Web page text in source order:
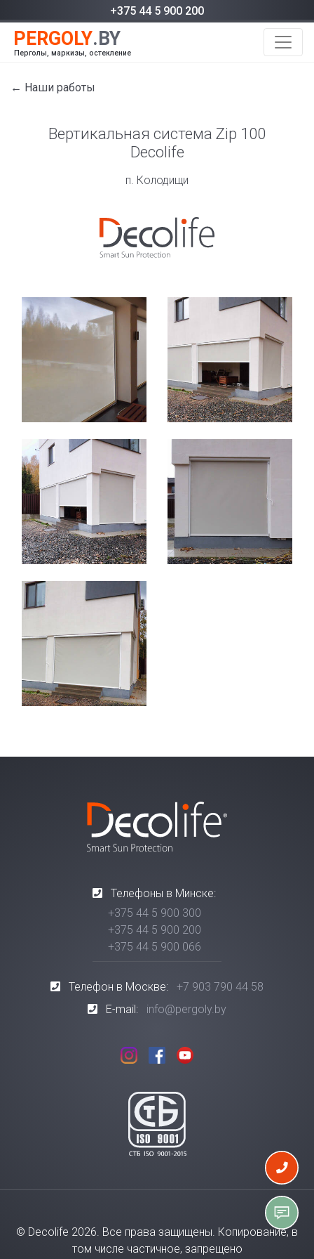
+375 44 5 900 200
Перголы, маркизы, остекление
← Наши работы
Вертикальная система Zip 100
Decolife
п. Колодищи
Телефоны в Минске:
+375 44 5 900 300
+375 44 5 900 200
+375 44 5 900 066
Телефон в Москве:
+7 903 790 44 58
E-mail:
info@pergoly.by
© Decolife 2026. Все права защищены. Копирование, в
том числе частичное, запрещено